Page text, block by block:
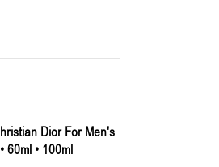
Dior For Men's
60ml • 100ml